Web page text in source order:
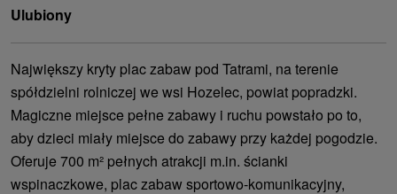
Ulubiony
Największy kryty plac zabaw pod Tatrami, na terenie
spółdzielni rolniczej we wsi Hozelec, powiat popradzki.
Magiczne miejsce pełne zabawy i ruchu powstało po to,
aby dzieci miały miejsce do zabawy przy każdej pogodzie.
Oferuje 700 m² pełnych atrakcji m.in. ścianki
wspinaczkowe, plac zabaw sportowo-komunikacyjny,